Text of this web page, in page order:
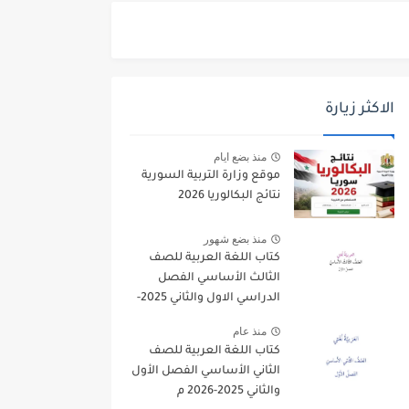
الاكثر زيارة
منذ بضع ايام
موقع وزارة التربية السورية
نتائج البكالوريا 2026
منذ بضع شهور
كتاب اللغة العربية للصف
الثالث الأساسي الفصل
الدراسي الاول والثاني 2025-
منذ عام
كتاب اللغة العربية للصف
الثاني الأساسي الفصل الأول
والثاني 2025-2026 م